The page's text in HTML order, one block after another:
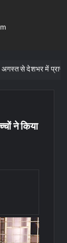
प्रारंभ हुआ
ने किया